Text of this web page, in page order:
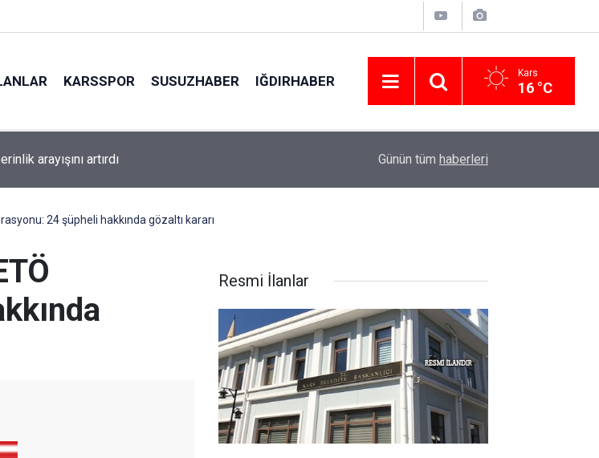
KARSSPOR SUSUZHABER IĞDIRHABER Kars
16 °C
Mavi Vatan’da göreve hazırlanıyor Kemah’ta 2 katlı ev yangında kullanılamaz hale
Günün tüm haberleri
24 şüpheli hakkında gözaltı kararı
Resmi İlanlar